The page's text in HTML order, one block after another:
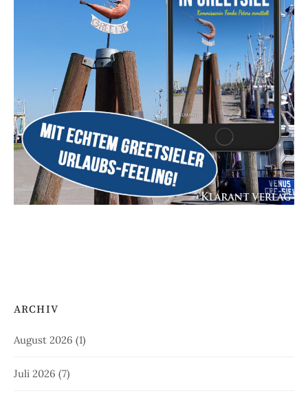
ARCHIV
August 2026 (1)
Juli 2026 (7)